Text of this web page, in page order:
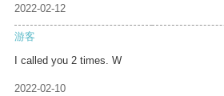
2022-02-12
游客
I called you 2 times. W
2022-02-10